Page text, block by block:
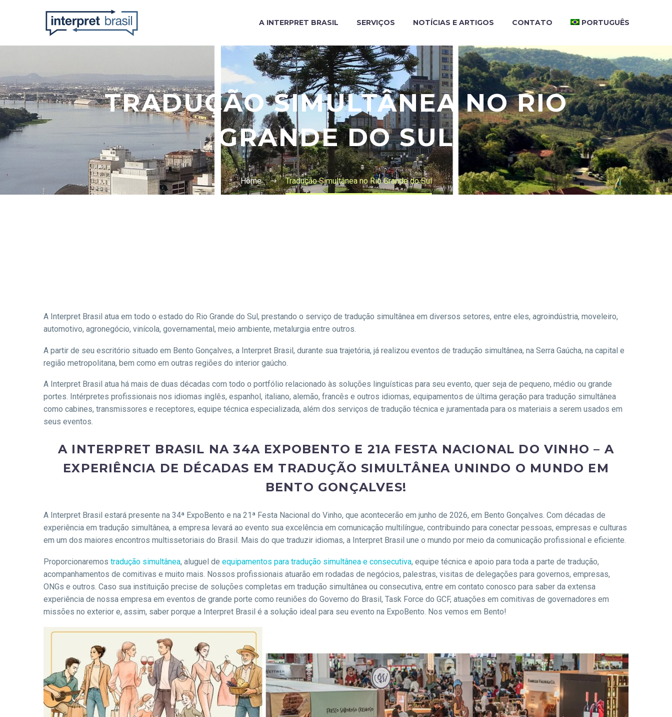
A INTERPRET BRASIL SERVIÇOS NOTÍCIAS E ARTIGOS CONTATO PORTUGUÊS
TRADUÇÃO SIMULTÂNEA NO RIO
GRANDE DO SUL
Home Tradução Simultânea no Rio Grande do Sul
A Interpret Brasil atua em todo o estado do Rio Grande do Sul, prestando o serviço de tradução simultânea em diversos setores, entre eles, agroindústria, moveleiro,
automotivo, agronegócio, vinícola, governamental, meio ambiente, metalurgia entre outros.
A partir de seu escritório situado em Bento Gonçalves, a Interpret Brasil, durante sua trajetória, já realizou eventos de tradução simultânea, na Serra Gaúcha, na capital e
região metropolitana, bem como em outras regiões do interior gaúcho.
A Interpret Brasil atua há mais de duas décadas com todo o portfólio relacionado às soluções linguísticas para seu evento, quer seja de pequeno, médio ou grande
portes. Intérpretes profissionais nos idiomas inglês, espanhol, italiano, alemão, francês e outros idiomas, equipamentos de última geração para tradução simultânea
como cabines, transmissores e receptores, equipe técnica especializada, além dos serviços de tradução técnica e juramentada para os materiais a serem usados em
seus eventos.
A INTERPRET BRASIL NA 34A EXPOBENTO E 21A FESTA NACIONAL DO VINHO – A
EXPERIÊNCIA DE DÉCADAS EM TRADUÇÃO SIMULTÂNEA UNINDO O MUNDO EM
BENTO GONÇALVES!
A Interpret Brasil estará presente na 34ª ExpoBento e na 21ª Festa Nacional do Vinho, que acontecerão em junho de 2026, em Bento Gonçalves. Com décadas de
experiência em tradução simultânea, a empresa levará ao evento sua excelência em comunicação multilíngue, contribuindo para conectar pessoas, empresas e culturas
em um dos maiores encontros multissetoriais do Brasil. Mais do que traduzir idiomas, a Interpret Brasil une o mundo por meio da comunicação profissional e eficiente.
Proporcionaremos tradução simultânea, aluguel de equipamentos para tradução simultânea e consecutiva, equipe técnica e apoio para toda a parte de tradução,
acompanhamentos de comitivas e muito mais. Nossos profissionais atuarão em rodadas de negócios, palestras, visitas de delegações para governos, empresas,
ONGs e outros. Caso sua instituição precise de soluções completas em tradução simultânea ou consecutiva, entre em contato conosco para saber da extensa
experiência de nossa empresa em eventos de grande porte como reuniões do Governo do Brasil, Task Force do GCF, atuações em comitivas de governadores em
missões no exterior e, assim, saber porque a Interpret Brasil é a solução ideal para seu evento na ExpoBento. Nos vemos em Bento!